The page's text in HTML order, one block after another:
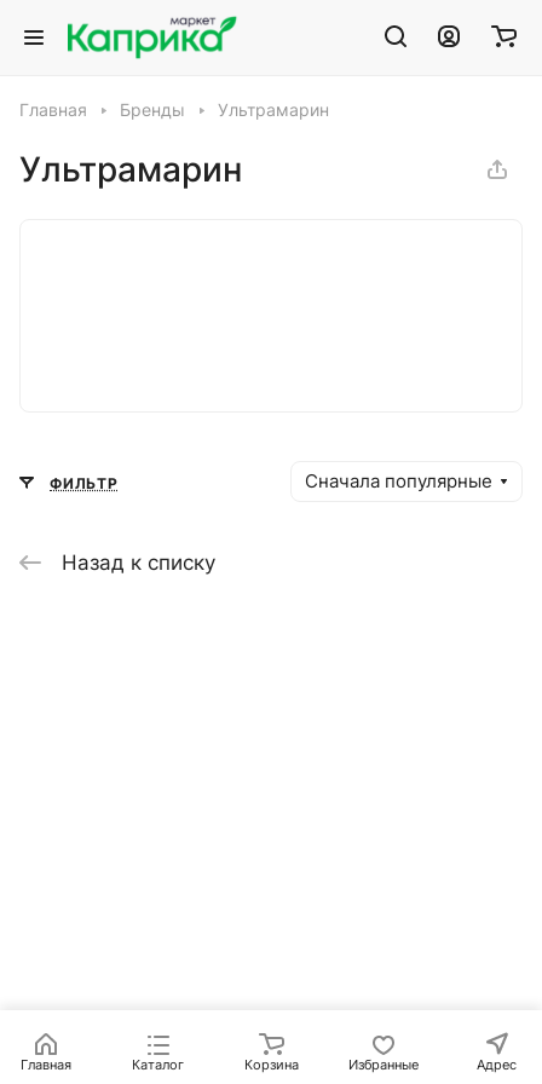
Главная Бренды Ультрамарин
Ультрамарин
ФИЛЬТР Сначала популярные
Назад к списку
Главная Каталог Корзина Избранные Адрес